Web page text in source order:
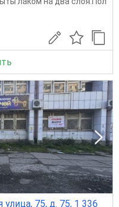
75, д. 75, 1 336